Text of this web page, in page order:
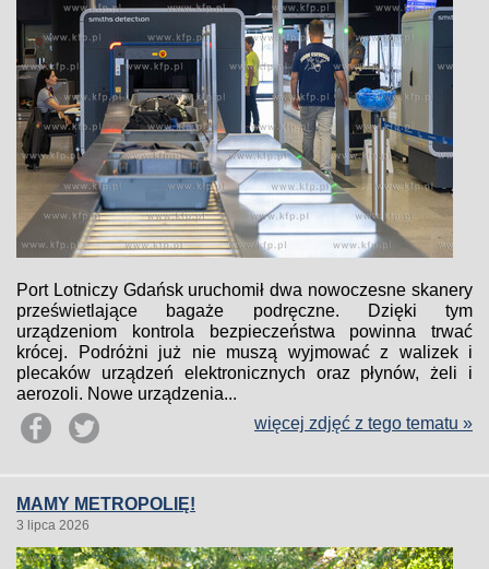
Port Lotniczy Gdańsk uruchomił dwa nowoczesne skanery
prześwietlające bagaże podręczne. Dzięki tym
urządzeniom kontrola bezpieczeństwa powinna trwać
krócej. Podróżni już nie muszą wyjmować z walizek i
plecaków urządzeń elektronicznych oraz płynów, żeli i
aerozoli. Nowe urządzenia...
więcej zdjęć z tego tematu »
MAMY METROPOLIĘ!
3 lipca 2026